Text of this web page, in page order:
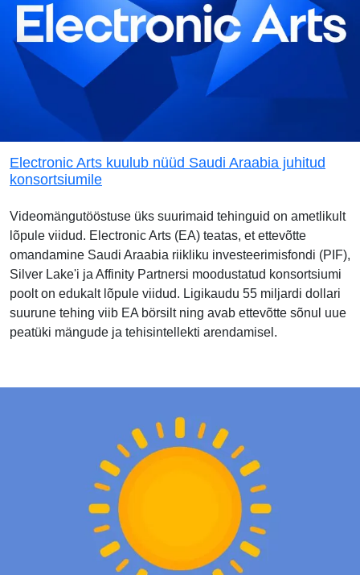
Electronic Arts kuulub nüüd Saudi Araabia juhitud
konsortsiumile
Videomängutööstuse üks suurimaid tehinguid on ametlikult
lõpule viidud. Electronic Arts (EA) teatas, et ettevõtte
omandamine Saudi Araabia riikliku investeerimisfondi (PIF),
Silver Lake'i ja Affinity Partnersi moodustatud konsortsiumi
poolt on edukalt lõpule viidud. Ligikaudu 55 miljardi dollari
suurune tehing viib EA börsilt ning avab ettevõtte sõnul uue
peatüki mängude ja tehisintellekti arendamisel.